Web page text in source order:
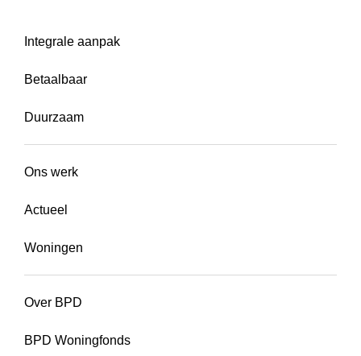
Integrale aanpak
Betaalbaar
Duurzaam
Ons werk
Actueel
Woningen
Over BPD
BPD Woningfonds